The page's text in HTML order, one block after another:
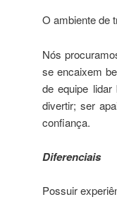
O ambiente de
Nós
se encaixem
de equipe
divertir; ser
confiança.
Diferenciais
Possuir